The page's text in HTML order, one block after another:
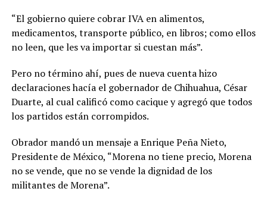
“El gobierno quiere cobrar IVA en alimentos,
medicamentos, transporte público, en libros; como ellos
no leen, que les va importar si cuestan más”.
Pero no término ahí, pues de nueva cuenta hizo
declaraciones hacía el gobernador de Chihuahua, César
Duarte, al cual calificó como cacique y agregó que todos
los partidos están corrompidos.
Obrador mandó un mensaje a Enrique Peña Nieto,
Presidente de México, “Morena no tiene precio, Morena
no se vende, que no se vende la dignidad de los
militantes de Morena”.